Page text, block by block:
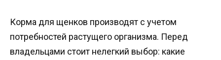
Корма для щенков производят с учетом
потребностей растущего организма. Перед
владельцами стоит нелегкий выбор: какие